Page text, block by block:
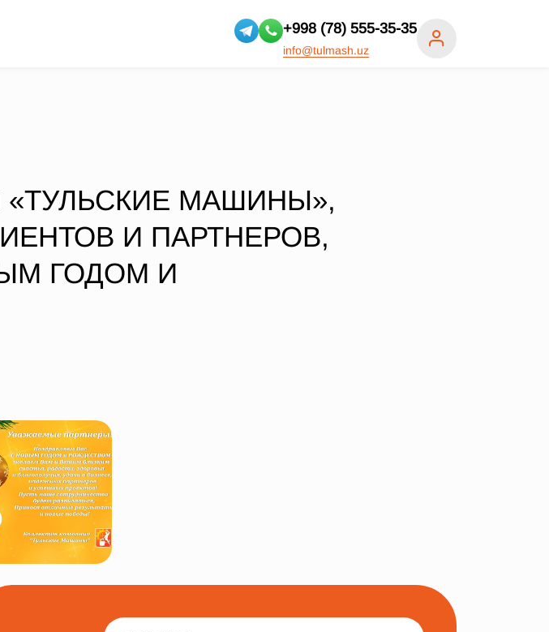
+998 (78) 555-35-35
info@tulmash.uz
МАШИНЫ»,
И ПАРТНЕРОВ,
ГОДОМ И